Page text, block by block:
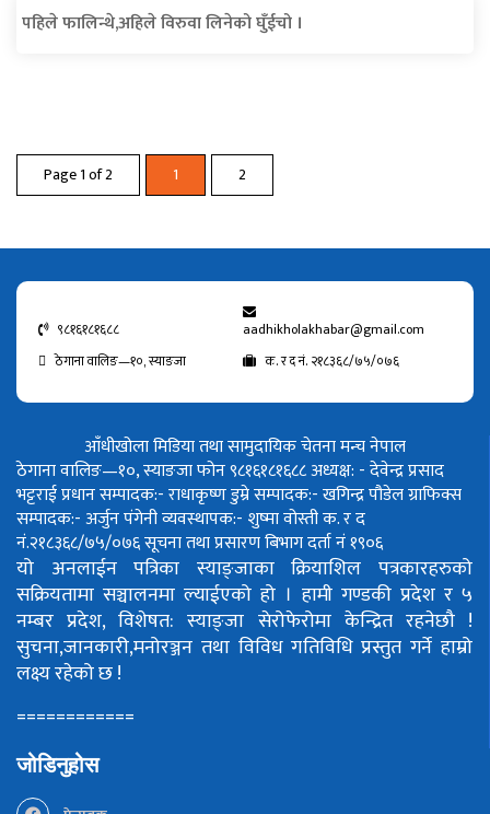
पहिले फालिन्थे,अहिले विरुवा लिनेको घुँईचो ।
Page 1 of 2 1 2
९८१६१८१६८८
aadhikholakhabar@gmail.com
ठेगाना वालिङ—१०, स्याङजा
क. र द नं. २१८३६८/७५/०७६
आँधीखोला मिडिया तथा सामुदायिक चेतना मन्च नेपाल
ठेगाना वालिङ—१०, स्याङजा फोन ९८१६१८१६८८अध्यक्ष: - देवेन्द्र प्रसाद
भट्टराईप्रधान सम्पादक:- राधाकृष्ण डुम्रेसम्पादक:- खगिन्द्र पौडेलग्राफिक्स
सम्पादक:- अर्जुन पंगेनीव्यवस्थापक:- शुष्मा वोस्तीक. र द
नं.२१८३६८/७५/०७६सूचना तथा प्रसारण बिभाग दर्ता नं १९०६
यो अनलाईन पत्रिका स्याङ्जाका क्रियाशिल पत्रकारहरुको
सक्रियतामा सञ्चालनमा ल्याईएको हो । हामी गण्डकी प्रदेश र ५
नम्बर प्रदेश, विशेषत: स्याङ्जा सेरोफेरोमा केन्द्रित रहनेछौ !
सुचना,जानकारी,मनोरञ्जन तथा विविध गतिविधि प्रस्तुत गर्ने हाम्रो
लक्ष्य रहेको छ !
============
जोडिनुहोस